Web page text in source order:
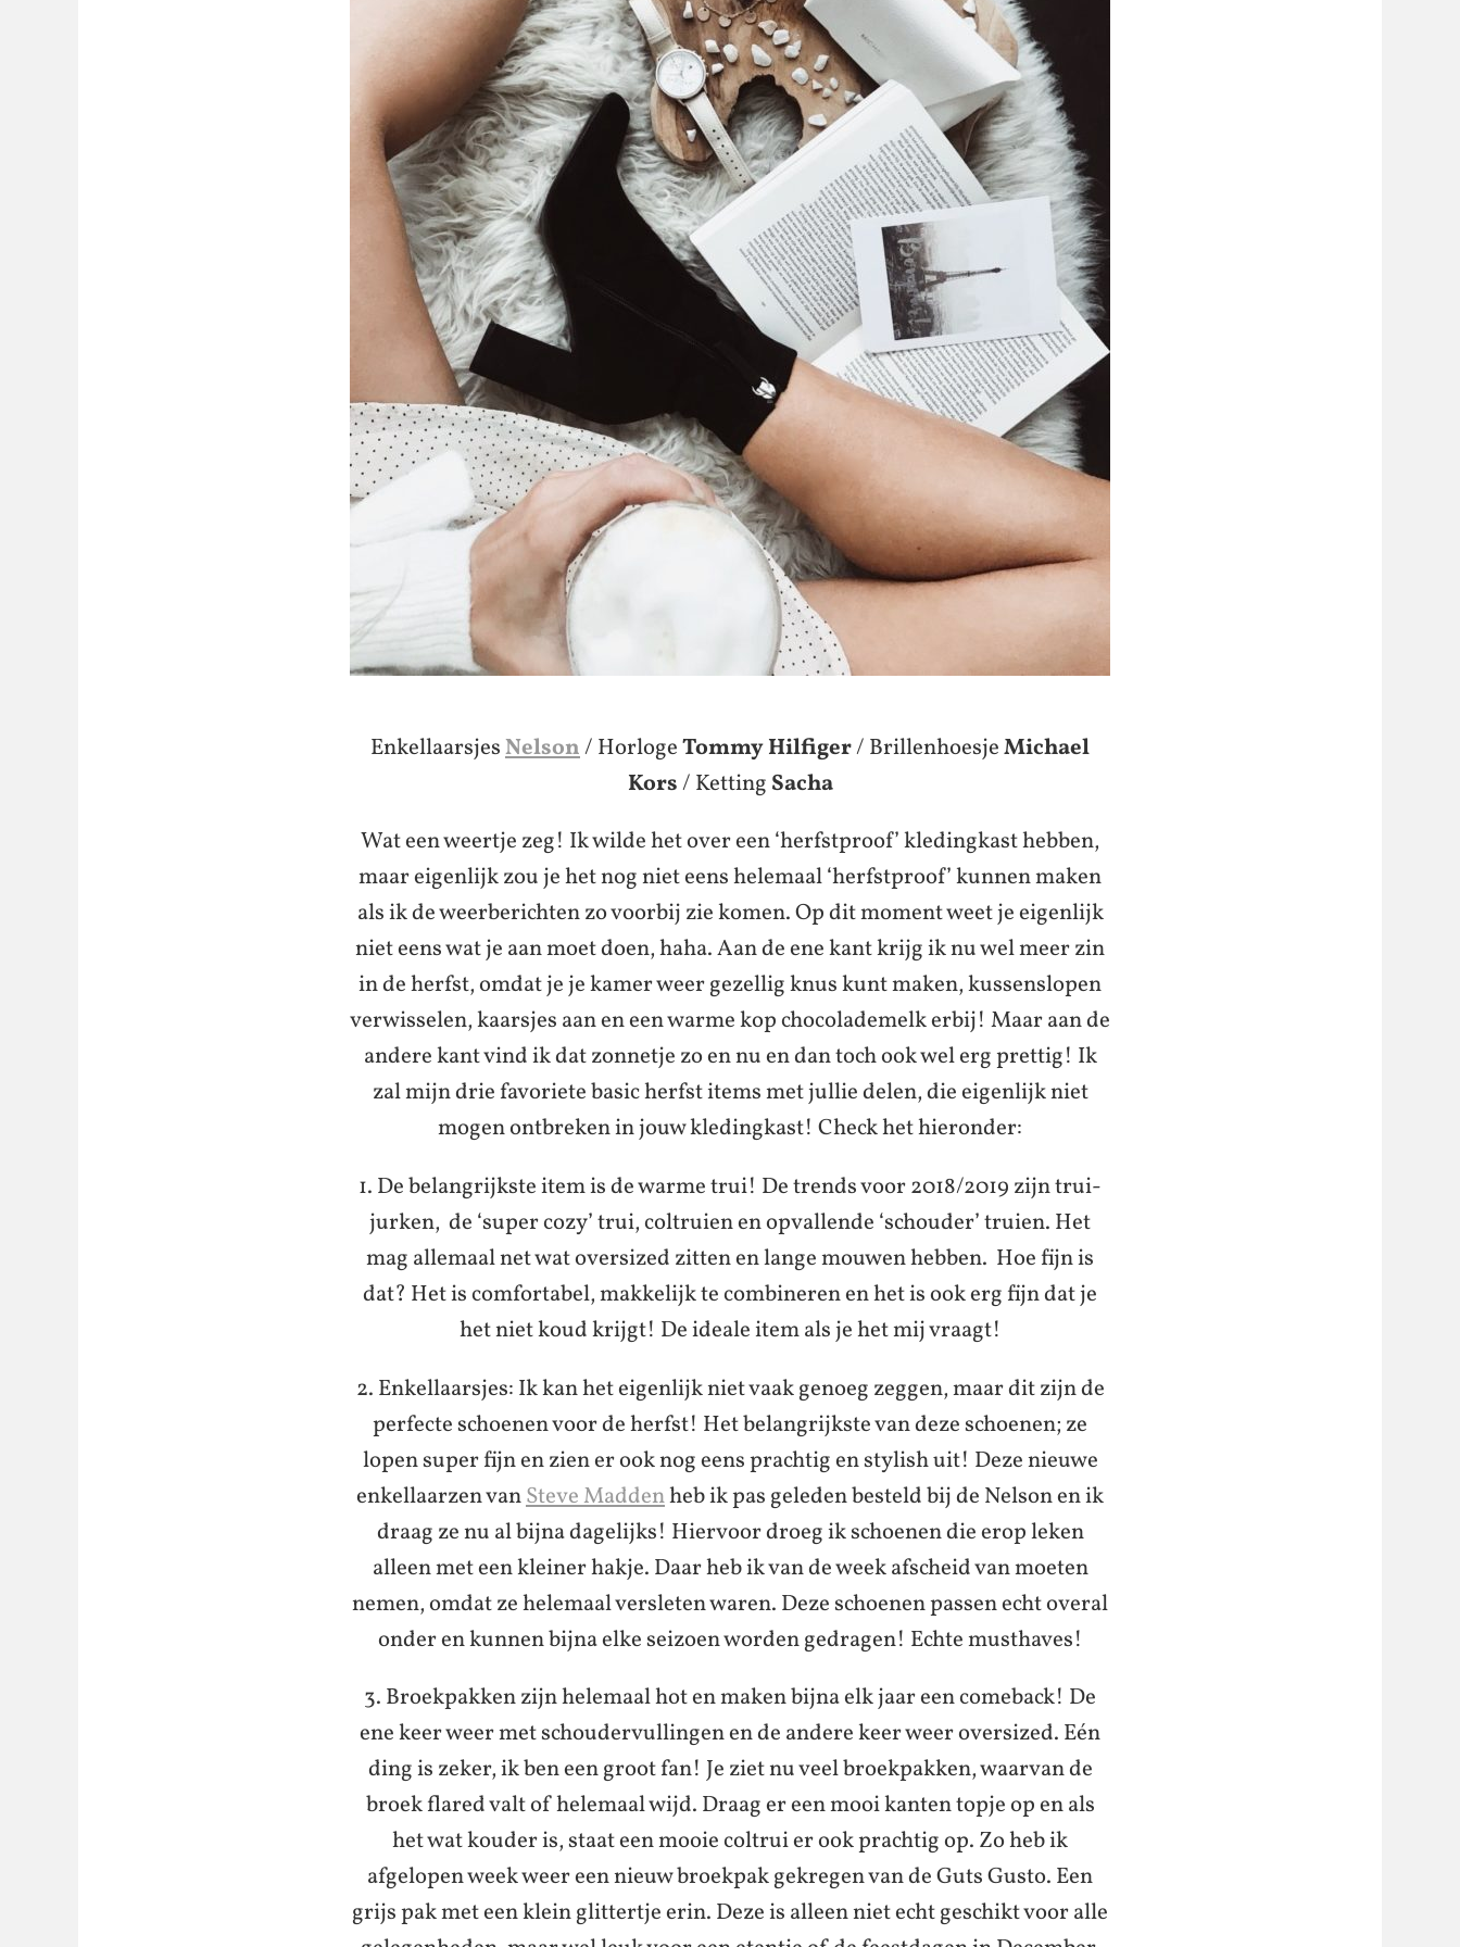
EnkellaarsjesNelson/ HorlogeTommy Hilfiger/ BrillenhoesjeMichael
Kors/ Ketting Sacha
Wat een weertje zeg! Ik wilde het over een ‘herfstproof’ kledingkast hebben,
maar eigenlijk zou je het nog niet eens helemaal ‘herfstproof’ kunnen maken
als ik de weerberichten zo voorbij zie komen. Op dit moment weet je eigenlijk
niet eens wat je aan moet doen, haha. Aan de ene kant krijg ik nu wel meer zin
in de herfst, omdat je je kamer weer gezellig knus kunt maken, kussenslopen
verwisselen, kaarsjes aan en een warme kop chocolademelk erbij! Maar aan de
andere kant vind ik dat zonnetje zo en nu en dan toch ook wel erg prettig! Ik
zal mijn drie favoriete basic herfst items met jullie delen, die eigenlijk niet
mogen ontbreken in jouw kledingkast! Check het hieronder:
1. De belangrijkste item is de warme trui! De trends voor 2018/2019 zijn trui-
jurken, de ‘super cozy’ trui, coltruien en opvallende ‘schouder’ truien. Het
mag allemaal net wat oversized zitten en lange mouwen hebben. Hoe fijn is
dat? Het is comfortabel, makkelijk te combineren en het is ook erg fijn dat je
het niet koud krijgt! De ideale item als je het mij vraagt!
2. Enkellaarsjes: Ik kan het eigenlijk niet vaak genoeg zeggen, maar dit zijn de
perfecte schoenen voor de herfst! Het belangrijkste van deze schoenen; ze
lopen super fijn en zien er ook nog eens prachtig en stylish uit! Deze nieuwe
enkellaarzen vanSteve Maddenheb ik pas geleden besteld bij de Nelson en ik
draag ze nu al bijna dagelijks! Hiervoor droeg ik schoenen die erop leken
alleen met een kleiner hakje. Daar heb ik van de week afscheid van moeten
nemen, omdat ze helemaal versleten waren. Deze schoenen passen echt overal
onder en kunnen bijna elke seizoen worden gedragen! Echte musthaves!
3. Broekpakken zijn helemaal hot en maken bijna elk jaar een comeback! De
ene keer weer met schoudervullingen en de andere keer weer oversized. Eén
ding is zeker, ik ben een groot fan! Je ziet nu veel broekpakken, waarvan de
broek flared valt of helemaal wijd. Draag er een mooi kanten topje op en als
het wat kouder is, staat een mooie coltrui er ook prachtig op. Zo heb ik
afgelopen week weer een nieuw broekpak gekregen van de Guts Gusto. Een
grijs pak met een klein glittertje erin. Deze is alleen niet echt geschikt voor alle